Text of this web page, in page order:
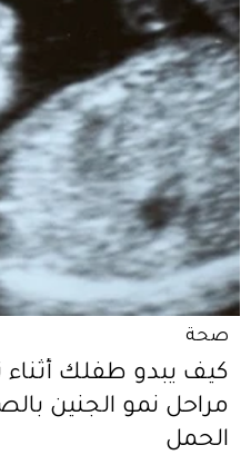
صحة
كيف يبدو طفلك أثناء
مراحل نمو الجنين
الحمل